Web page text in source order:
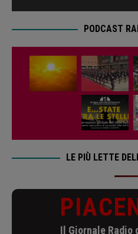
PODCAST
LE PIÙ LETTE
Il Giornale Radio